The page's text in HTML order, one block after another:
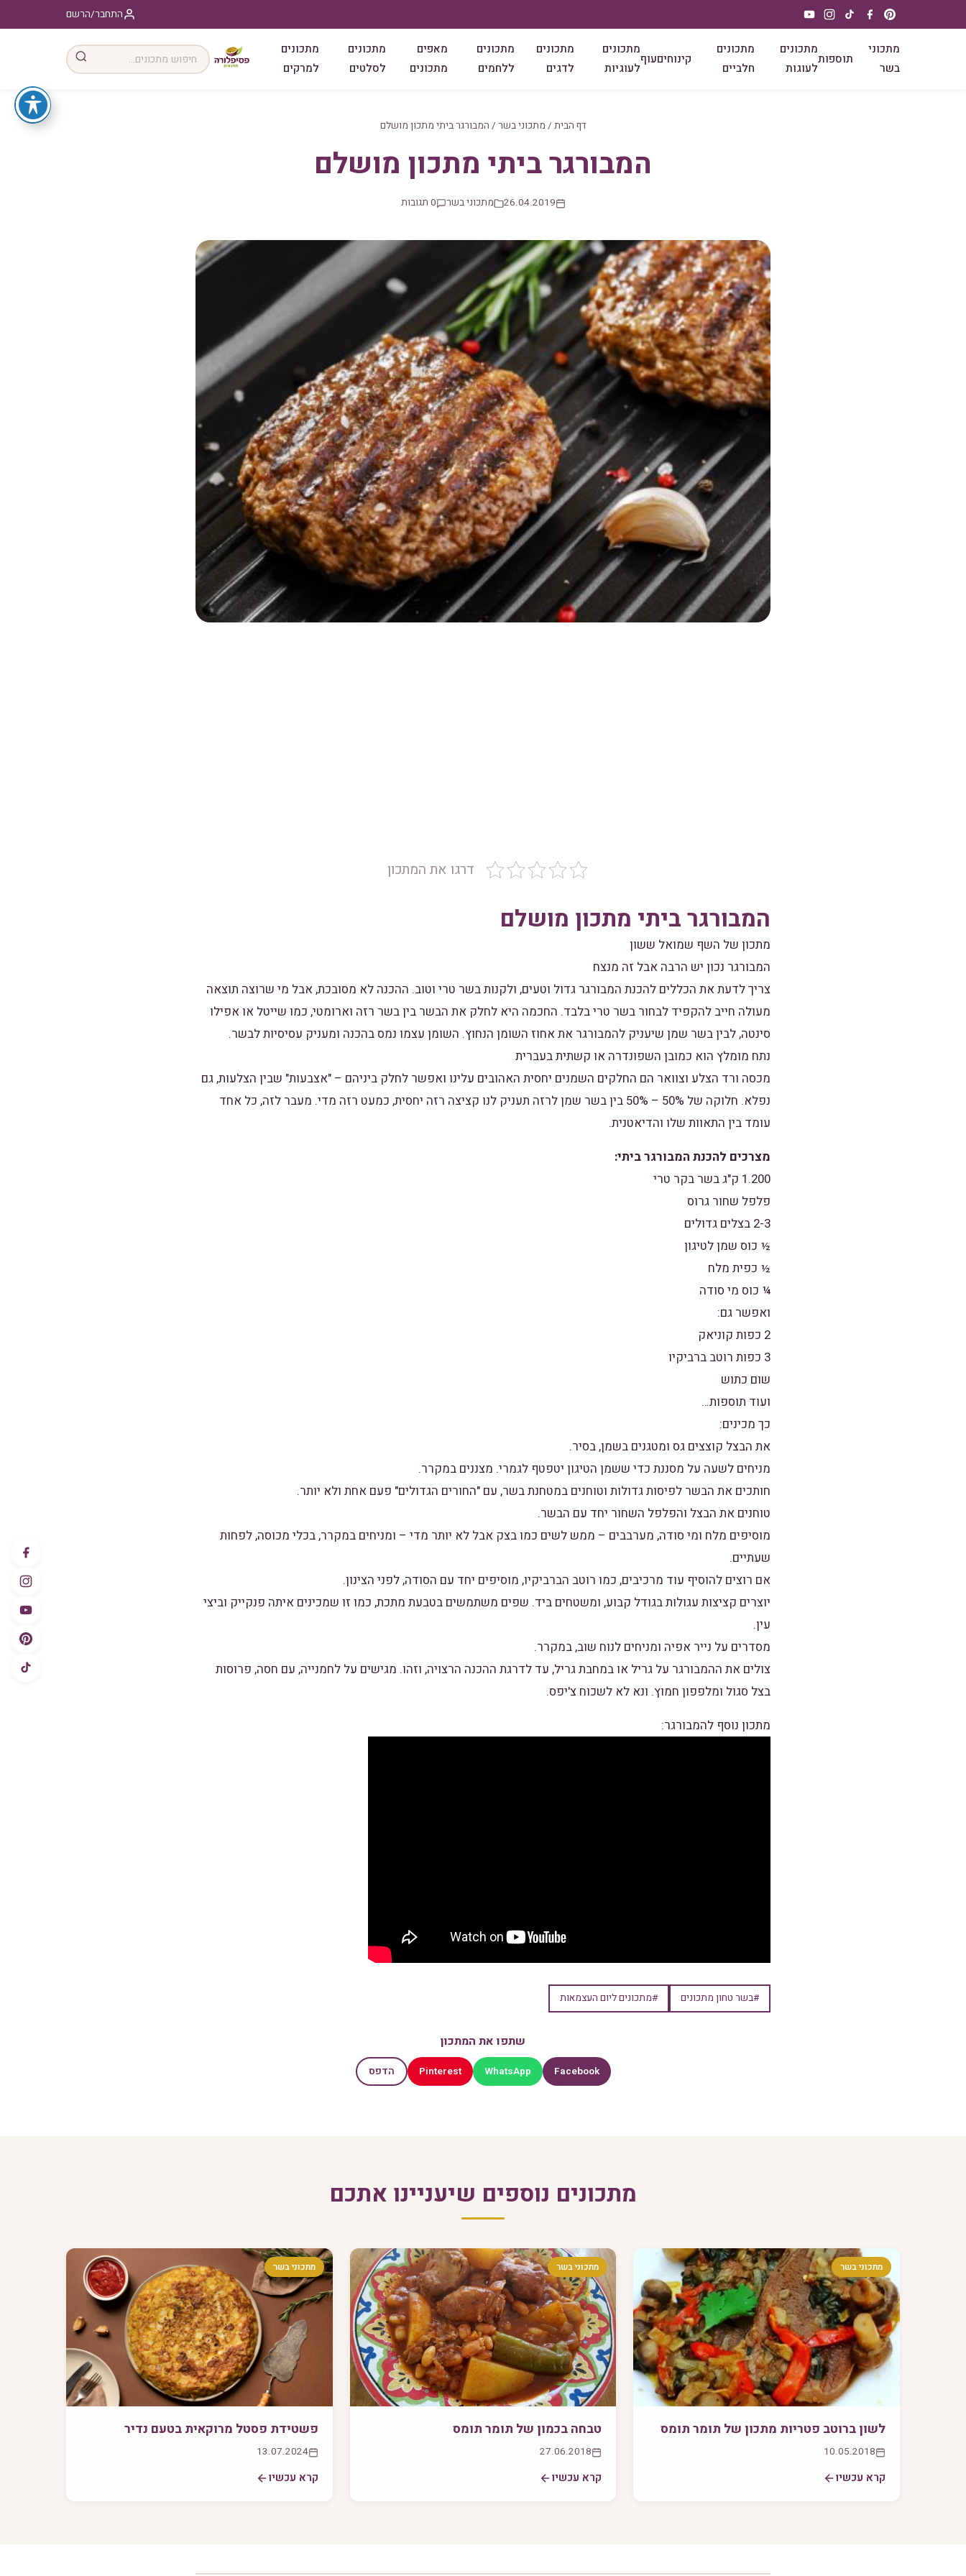
התחבר/הרשם
מתכוני
בשר
תוספות
מתכונים
לעוגות
מתכונים
חלביים
קינוחיםעוף
מתכונים
לעוגיות
מתכונים
לדגים
מתכונים
ללחמים
מאפים
מתכונים
מתכונים
לסלטים
מתכונים
למרקים
דף הבית / מתכוני בשר / המבורגר ביתי מתכון מושלם
המבורגר ביתי מתכון מושלם
26.04.2019 מתכוני בשר 0 תגובות
דרגו את המתכון
המבורגר ביתי מתכון מושלם
מתכון של השף שמואל ששון
המבורגר נכון יש הרבה אבל זה מנצח
צריך לדעת את הכללים להכנת המבורגר גדול וטעים, ולקנות בשר טרי וטוב. ההכנה לא מסובכת, אבל מי שרוצה תוצאה
מעולה חייב להקפיד לבחור בשר טרי בלבד. החכמה היא לחלק את הבשר בין בשר רזה וארומטי, כמו שייטל או אפילו
סינטה, לבין בשר שמן שיעניק להמבורגר את אחוז השומן הנחוץ. השומן עצמו נמס בהכנה ומעניק עסיסיות לבשר.
נתח מומלץ הוא כמובן השפונדרה או קשתית בעברית
מכסה ורד הצלע וצוואר הם החלקים השמנים יחסית האהובים עלינו ואפשר לחלק ביניהם – "אצבעות" שבין הצלעות, גם
נפלא. חלוקה של 50% – 50% בין בשר שמן לרזה תעניק לנו קציצה רזה יחסית, כמעט רזה מדי. מעבר לזה, כל אחד
עומד בין התאוות שלו והדיאטנית.
מצרכים להכנת המבורגר ביתי:
1.200 ק"ג בשר בקר טרי
פלפל שחור גרוס
2-3 בצלים גדולים
½ כוס שמן לטיגון
½ כפית מלח
¼ כוס מי סודה
ואפשר גם:
2 כפות קוניאק
3 כפות רוטב ברביקיו
שום כתוש
ועוד תוספות…
כך מכינים:
את הבצל קוצצים גס ומטגנים בשמן, בסיר.
מניחים לשעה על מסננת כדי ששמן הטיגון יטפטף לגמרי. מצננים במקרר.
חותכים את הבשר לפיסות גדולות וטוחנים במטחנת בשר, עם "החורים הגדולים" פעם אחת ולא יותר.
טוחנים את הבצל והפלפל השחור יחד עם הבשר.
מוסיפים מלח ומי סודה, מערבבים – ממש לשים כמו בצק אבל לא יותר מדי – ומניחים במקרר, בכלי מכוסה, לפחות
שעתיים.
אם רוצים להוסיף עוד מרכיבים, כמו רוטב הברביקיו, מוסיפים יחד עם הסודה, לפני הצינון.
יוצרים קציצות עגולות בגודל קבוע, ומשטחים ביד. שפים משתמשים בטבעת מתכת, כמו זו שמכינים איתה פנקייק וביצי
עין.
מסדרים על נייר אפיה ומניחים לנוח שוב, במקרר.
צולים את ההמבורגר על גריל או במחבת גריל, עד לדרגת ההכנה הרצויה, וזהו. מגישים על לחמנייה, עם חסה, פרוסות
בצל סגול ומלפפון חמוץ. ונא לא לשכוח צ'יפס.
מתכון נוסף להמבורגר:
#בשר טחון מתכונים #מתכונים ליום העצמאות
שתפו את המתכון
Facebook
WhatsApp
Pinterest הדפס
מתכונים נוספים שיעניינו אתכם
מתכוני בשר
לשון ברוטב פטריות מתכון של תומר תומס
10.05.2018
קרא עכשיו
מתכוני בשר
טבחה בכמון של תומר תומס
27.06.2018
קרא עכשיו
מתכוני בשר
פשטידת פסטל מרוקאית בטעם נדיר
13.07.2024
קרא עכשיו